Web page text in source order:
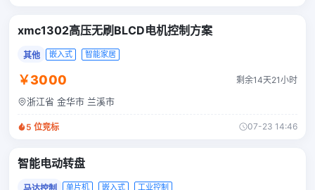
xmc1302高压无刷BLCD电机控制方案
其他 嵌入式 智能家居
￥3000 剩余14天21小时
浙江省 金华市 兰溪市
5 位竞标 07-23 14:46
智能电动转盘
马达控制 单片机 嵌入式 工业控制